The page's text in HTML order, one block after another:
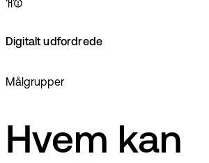
Digitalt udfordrede
Målgrupper
Hvem kan